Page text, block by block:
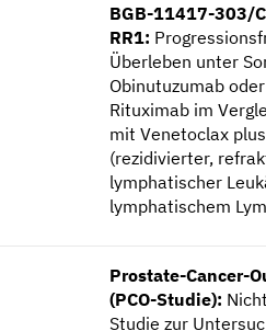
BGB-11417-303/
RR1:
Überleben unter
Obinutuzumab
Rituximab im
mit Venetoclax
(rezidivierter,
lymphatischer
lymphatischem
Prostate-Cancer-
(PCO-Studie):
Studie zur